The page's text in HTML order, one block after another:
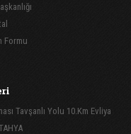
Formu
Tavşanlı Yolu 10.Km Evliya